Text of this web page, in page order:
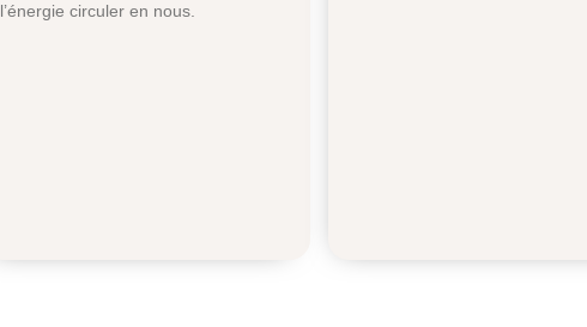
l’énergie circuler en nous.